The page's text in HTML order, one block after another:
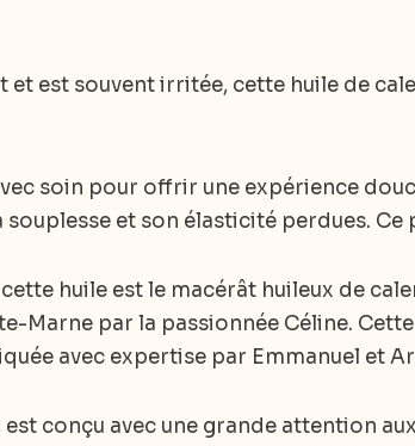
et est souvent irritée, cette huile de
soin pour offrir une expérience
souplesse et son élasticité perdues.
huile est le macérât huileux de
Marne par la passionnée Céline.
avec expertise par Emmanuel et
est conçu avec une grande attention